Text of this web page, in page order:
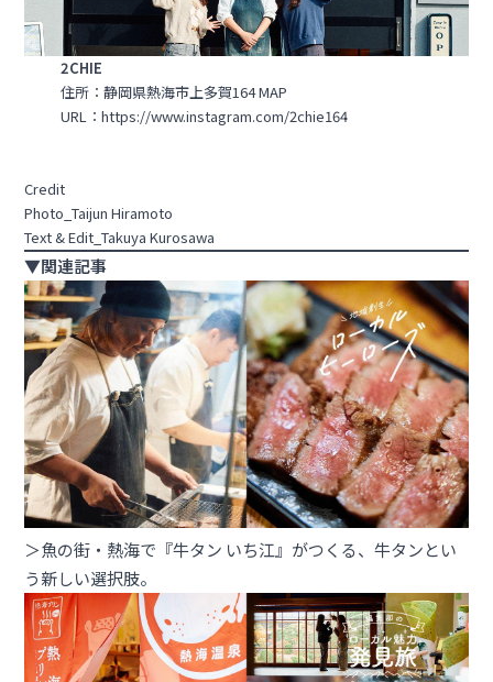
2CHIE
住所：静岡県熱海市上多賀164MAP
URL： https://www.instagram.com/2chie164
Credit
Photo_Taijun Hiramoto
Text & Edit_Takuya Kurosawa
▼関連記事
＞魚の街・熱海で『牛タン いち江』がつくる、牛タンとい
う新しい選択肢。